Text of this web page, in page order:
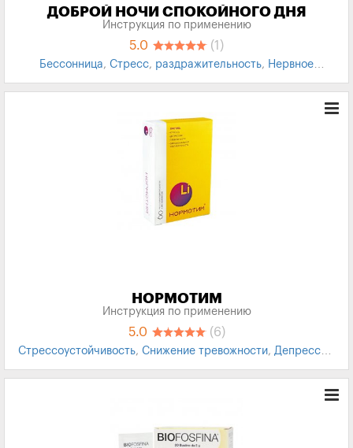
ДОБРОЙ НОЧИ СПОКОЙНОГО ДНЯ
Инструкция по применению
5.0 (1)
Бессонница, Стресс, раздражительность, Нервное
НОРМОТИМ
Инструкция по применению
5.0 (6)
Стрессоустойчивость, Снижение тревожности, Депрессия